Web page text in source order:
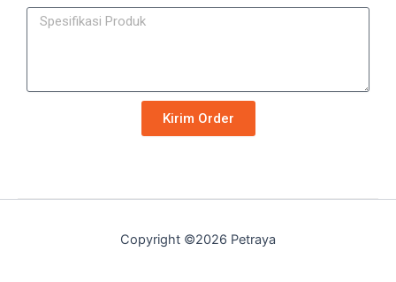
Kirim Order
Copyright ©2026 Petraya